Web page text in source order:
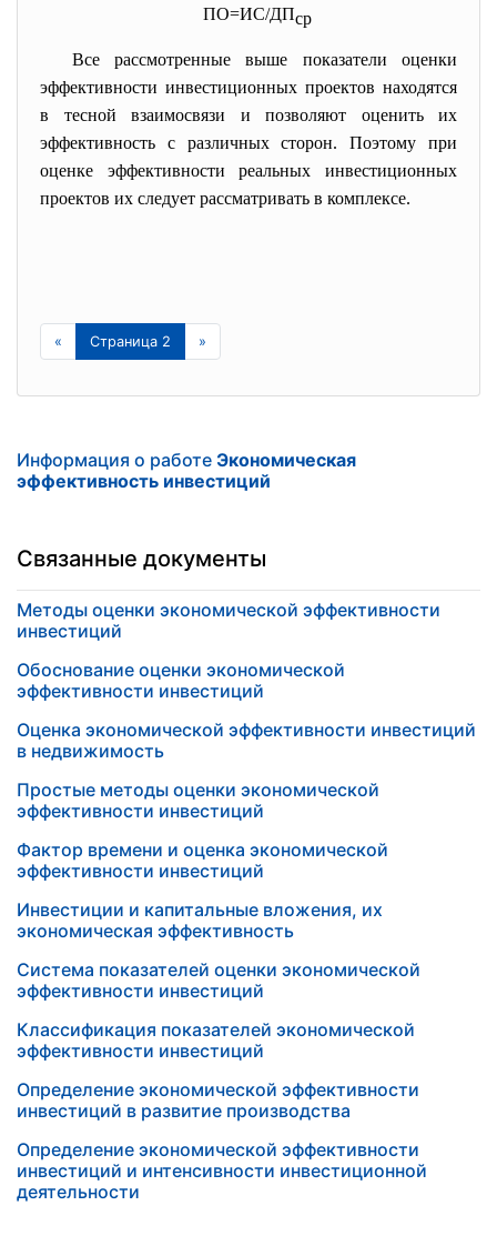
ПО=ИС/ДПср
Все рассмотренные выше показатели оценки
эффективности инвестиционных проектов находятся
в тесной взаимосвязи и позволяют оценить их
эффективность с различных сторон. Поэтому при
оценке эффективности реальных инвестиционных
проектов их следует рассматривать в комплексе.
« Страница 2 »
Информация о работе Экономическая
эффективность инвестиций
Связанные документы
Методы оценки экономической эффективности
инвестиций
Обоснование оценки экономической
эффективности инвестиций
Оценка экономической эффективности инвестиций
в недвижимость
Простые методы оценки экономической
эффективности инвестиций
Фактор времени и оценка экономической
эффективности инвестиций
Инвестиции и капитальные вложения, их
экономическая эффективность
Система показателей оценки экономической
эффективности инвестиций
Классификация показателей экономической
эффективности инвестиций
Определение экономической эффективности
инвестиций в развитие производства
Определение экономической эффективности
инвестиций и интенсивности инвестиционной
деятельности